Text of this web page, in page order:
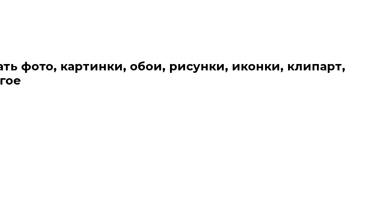
фото, картинки, обои, рисунки, иконки, клипарт,